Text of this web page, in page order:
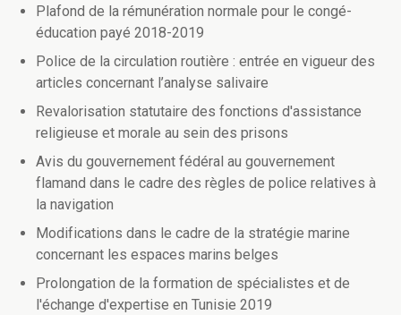
Plafond de la rémunération normale pour le congé-
éducation payé 2018-2019
Police de la circulation routière : entrée en vigueur des
articles concernant l’analyse salivaire
Revalorisation statutaire des fonctions d'assistance
religieuse et morale au sein des prisons
Avis du gouvernement fédéral au gouvernement
flamand dans le cadre des règles de police relatives à
la navigation
Modifications dans le cadre de la stratégie marine
concernant les espaces marins belges
Prolongation de la formation de spécialistes et de
l'échange d'expertise en Tunisie 2019